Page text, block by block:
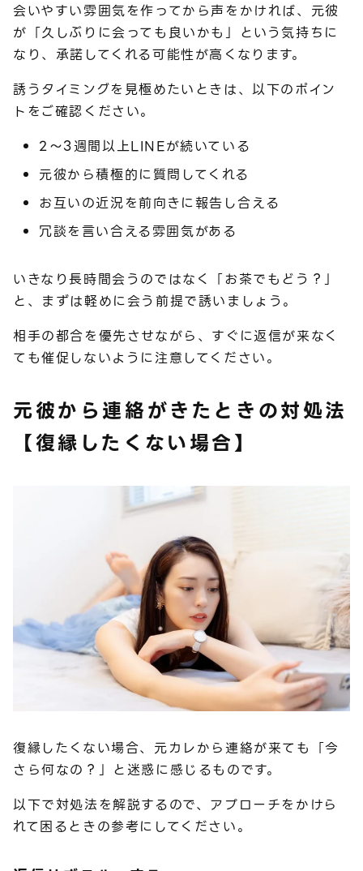
会いやすい雰囲気を作ってから声をかければ、元彼
が「久しぶりに会っても良いかも」という気持ちに
なり、承諾してくれる可能性が高くなります。
誘うタイミングを見極めたいときは、以下のポイン
トをご確認ください。
2～3週間以上LINEが続いている
元彼から積極的に質問してくれる
お互いの近況を前向きに報告し合える
冗談を言い合える雰囲気がある
いきなり長時間会うのではなく「お茶でもどう？」
と、まずは軽めに会う前提で誘いましょう。
相手の都合を優先させながら、すぐに返信が来なく
ても催促しないように注意してください。
元彼から連絡がきたときの対処法
【復縁したくない場合】
復縁したくない場合、元カレから連絡が来ても「今
さら何なの？」と迷惑に感じるものです。
以下で対処法を解説するので、アプローチをかけら
れて困るときの参考にしてください。